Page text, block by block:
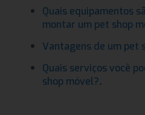
Quais equipamentos
montar um pet shop
Vantagens de um pet
Quais serviços você
shop móvel?.